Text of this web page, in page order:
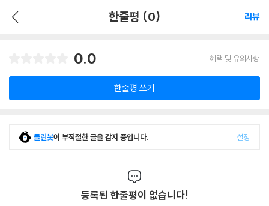
한줄평 (0) 리뷰
0.0 혜택 및 유의사항
한줄평 쓰기
클린봇이 부적절한 글을 감지 중입니다. 설정
등록된 한줄평이 없습니다!